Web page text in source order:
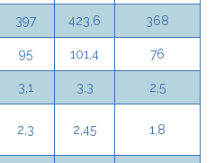
397 423,6 368
95 101,4 76
3,1 3,3 2,5
2,3 2,45 1,8